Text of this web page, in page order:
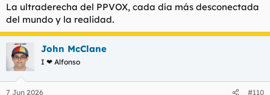
La ultraderecha del PPVOX, cada día más desconectada
del mundo y la realidad.
John McClane
I ❤ Alfonso
7 Jun 2026 #110